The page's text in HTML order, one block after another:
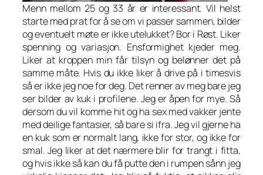
Menn mellom 25 og 33 år er interessant. Vil helst
starte med prat for å se om vi passer sammen, bilder
og eventuelt møte er ikke utelukket? Bor i Røst. Liker
spenning og variasjon. Ensformighet kjeder meg.
Liker at kroppen min får tilsyn og belønner det på
samme måte. Hvis du ikke liker å drive på i timesvis
så er ikke jeg noe for deg. Det renner av meg bare jeg
ser bilder av kuk i profilene. Jeg er åpen for mye. Så
dersom du vil komme hit og ha sex med vakker jente
med deilige fantasier, så bare si ifra. Jeg vil gjerne ha
en kuk som er normalt lang, ikke for stor, og ikke for
smal. Jeg liker at det nærmere blir for trangt i fitta,
og hvis ikke så kan du få putte den i rumpen sånn jeg